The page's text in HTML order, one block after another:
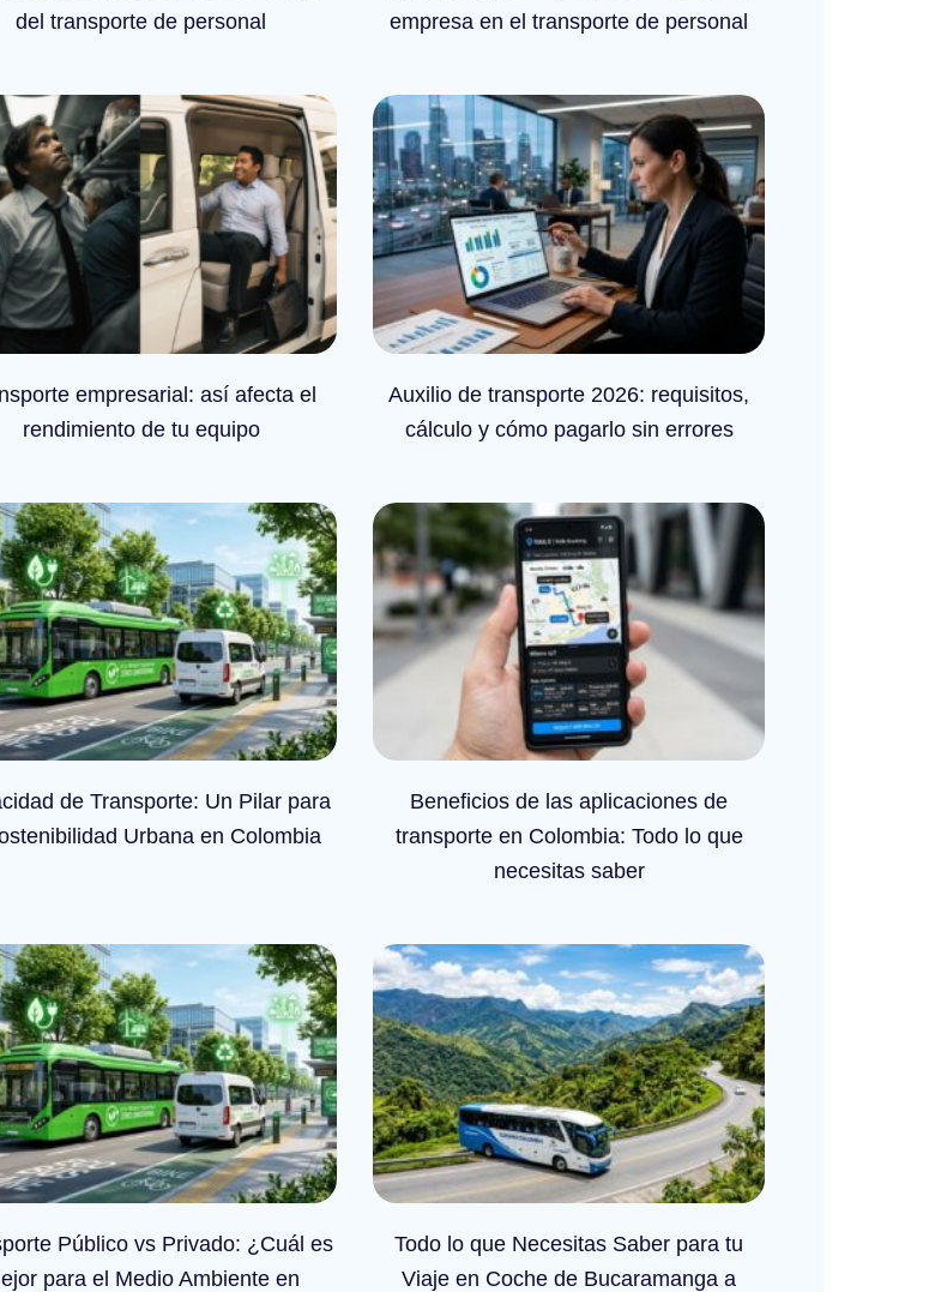
del transporte de personal
empresa en el transporte de personal
empresarial: así afecta el
rendimiento de tu equipo
Auxilio de transporte 2026: requisitos,
cálculo y cómo pagarlo sin errores
de Transporte: Un Pilar para
Urbana en Colombia
Beneficios de las aplicaciones de
transporte en Colombia: Todo lo que
necesitas saber
Público vs Privado: ¿Cuál es
para el Medio Ambiente en
Todo lo que Necesitas Saber para tu
Viaje en Coche de Bucaramanga a